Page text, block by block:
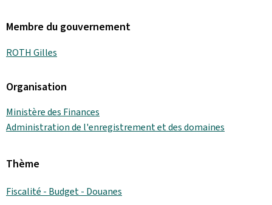
Membre du gouvernement
ROTH Gilles
Organisation
Ministère des Finances
Administration de l'enregistrement et des domaines
Thème
Fiscalité - Budget - Douanes